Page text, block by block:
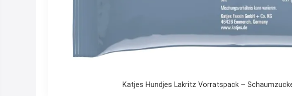
Katjes Hundjes Lakritz Vorratspack –